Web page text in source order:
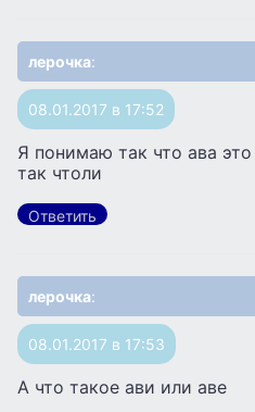
лерочка:
08.01.2017 в 17:52
Я понимаю так что ава
так чтоли
Ответить
лерочка:
08.01.2017 в 17:53
А что такое ави или аве